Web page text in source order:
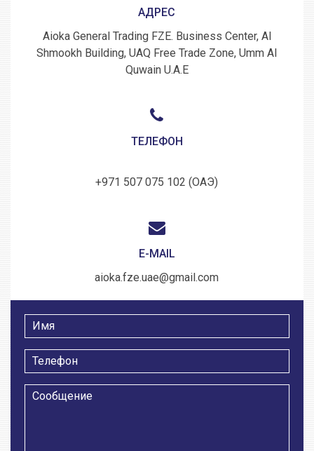
АДРЕС
Aioka General Trading FZE. Business Center, Al
Shmookh Building, UAQ Free Trade Zone, Umm Al
Quwain U.A.E
ТЕЛЕФОН
+971 507 075 102 (ОАЭ)
E-MAIL
aioka.fze.uae@gmail.com